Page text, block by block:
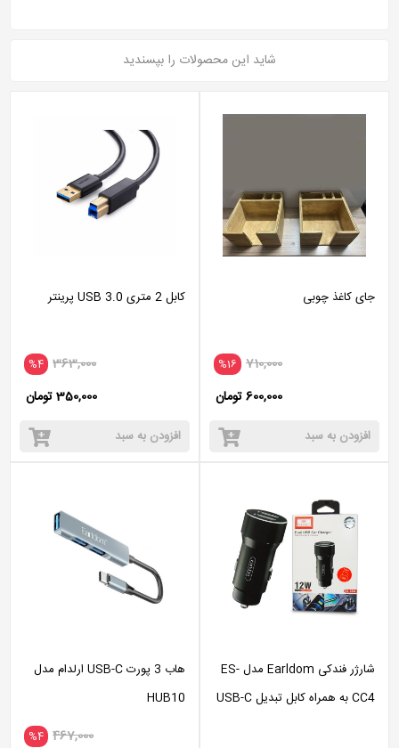
شاید این محصولات را بپسندید
جای کاغذ چوبی
%16 710,000
600,000 تومان
افزودن به سبد
کابل 2 متری USB 3.0 پرینتر
%4 363,000
350,000 تومان
افزودن به سبد
شارژر فندکی Earldom مدل ES-
CC4 به همراه کابل تبدیل USB-C
هاب 3 پورت USB-C ارلدام مدل
HUB10
%4 467,000